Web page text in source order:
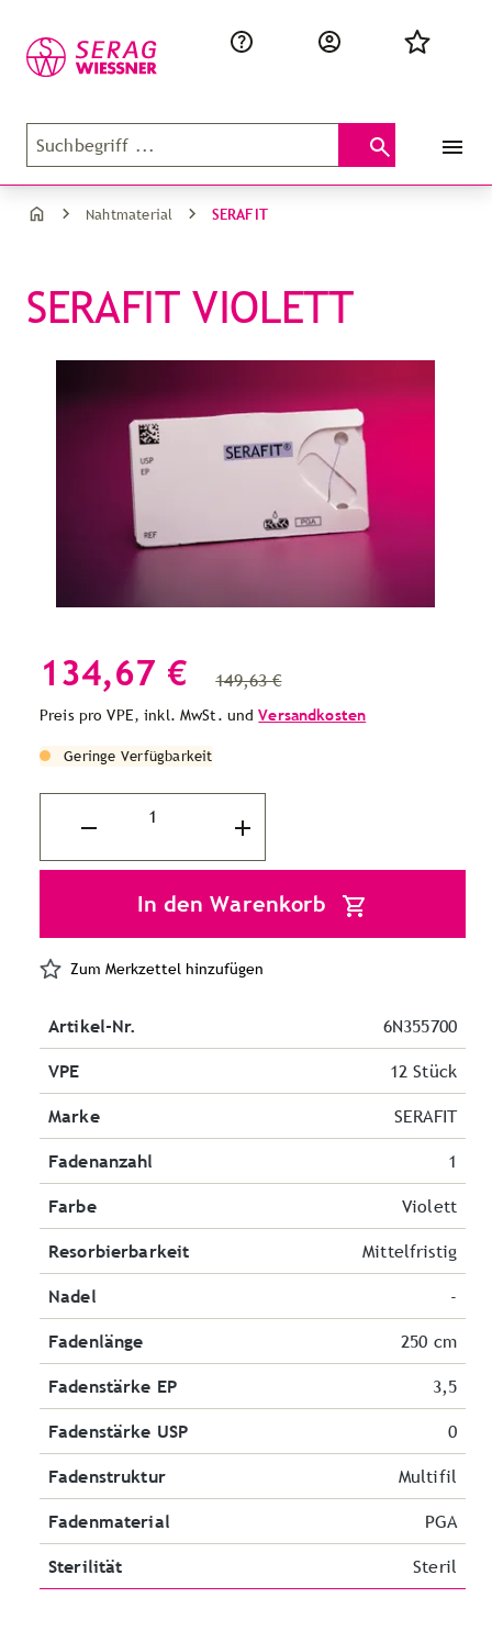
Nahtmaterial SERAFIT
SERAFIT VIOLETT
134,67 € 149,63 €
Preis pro VPE, inkl. MwSt. undVersandkosten
Geringe Verfügbarkeit
In den Warenkorb
Zum Merkzettel hinzufügen
Artikel-Nr. 6N355700
VPE 12 Stück
Marke SERAFIT
Fadenanzahl 1
Farbe Violett
Resorbierbarkeit Mittelfristig
Nadel -
Fadenlänge 250 cm
Fadenstärke EP 3,5
Fadenstärke USP 0
Fadenstruktur Multifil
Fadenmaterial PGA
Sterilität Steril